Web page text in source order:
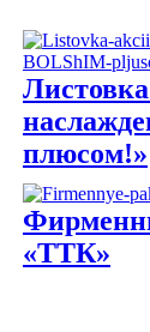
плюсом!»
«ТТК»